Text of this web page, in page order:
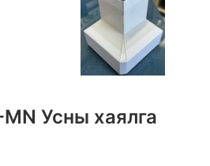
Усны хаялга